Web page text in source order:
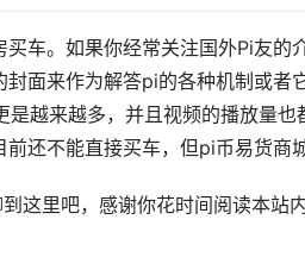
车。如果你经常关注国外Pi友
封面来作为解答pi的各种机制或
是越来越多，并且视频的播放量
还不能直接买车，但pi币易货商
这里吧，感谢你花时间阅读本